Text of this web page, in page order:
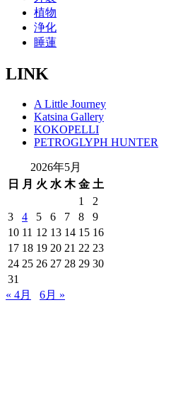
植物
浄化
睡蓮
LINK
A Little Journey
Katsina Gallery
KOKOPELLI
PETROGLYPH HUNTER
2026年5月
日
月 火 水 木 金 土
1
2
3
4 5 6 7 8
9
10 11 12 13 14 15 16
17 18 19 20 21 22 23
24 25 26 27 28 29 30
31
« 4月
6月 »